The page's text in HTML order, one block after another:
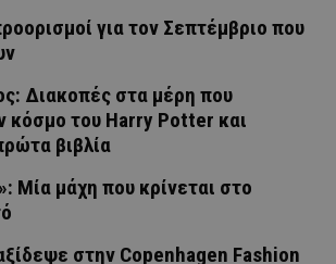
για τον Σεπτέμβριο που
Διακοπές στα μέρη που
κόσμο του Harry Potter και
βιβλία
Μία μάχη που κρίνεται στο
στην Copenhagen Fashion